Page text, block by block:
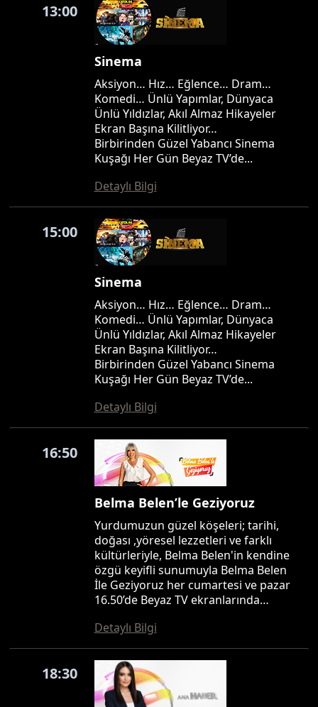
13:00
Sinema
Aksiyon… Hız… Eğlence… Dram…
Komedi… Ünlü Yapımlar, Dünyaca
Ünlü Yıldızlar, Akıl Almaz Hikayeler
Ekran Başına Kilitliyor…
Birbirinden Güzel Yabancı Sinema
Kuşağı Her Gün Beyaz TV’de...
Detaylı Bilgi
15:00
Sinema
Aksiyon… Hız… Eğlence… Dram…
Komedi… Ünlü Yapımlar, Dünyaca
Ünlü Yıldızlar, Akıl Almaz Hikayeler
Ekran Başına Kilitliyor…
Birbirinden Güzel Yabancı Sinema
Kuşağı Her Gün Beyaz TV’de...
Detaylı Bilgi
16:50
Belma Belen’le Geziyoruz
Yurdumuzun güzel köşeleri; tarihi,
doğası ,yöresel lezzetleri ve farklı
kültürleriyle, Belma Belen'in kendine
özgü keyifli sunumuyla Belma Belen
İle Geziyoruz her cumartesi ve pazar
16.50’de Beyaz TV ekranlarında…
Detaylı Bilgi
18:30